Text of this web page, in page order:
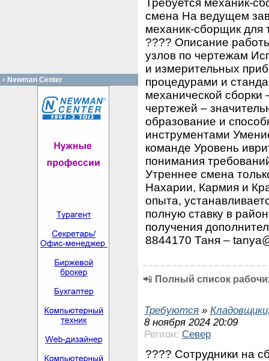
смена На ведущем
механик-сборщик для
???? Описание
узлов по чертежам
и измерительных
процедурами и
механической сборки
чертежей –
образование и
инструментами
команде Уровень
понимания
Утреннее смена
Нахарии, Кармия и
опыта,
полную ставку в
получения
8844170 Таня –
📲 Полный список
Требуются »
8 ноября 2024 20:09
Регион: Север
???? Сотрудники на
Newman Center